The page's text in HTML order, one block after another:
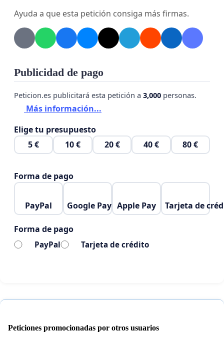
Ayuda a que esta petición consiga más firmas.
Publicidad de pago
Peticion.es publicitará esta petición a 3,000 personas.
Más información...
Elige tu presupuesto
5 €
10 € 20 € 40 € 80 €
Forma de pago
PayPal Google Pay Apple Pay Tarjeta de
Forma de pago
PayPal Tarjeta de crédito
Peticiones promocionadas por otros usuarios